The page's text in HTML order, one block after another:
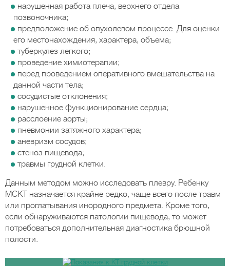
нарушенная работа плеча, верхнего отдела
позвоночника;
предположение об опухолевом процессе. Для оценки
его местонахождения, характера, объема;
туберкулез легкого;
проведение химиотерапии;
перед проведением оперативного вмешательства на
данной части тела;
сосудистые отклонения;
нарушенное функционирование сердца;
расслоение аорты;
пневмонии затяжного характера;
аневризм сосудов;
стеноз пищевода;
травмы грудной клетки.
Данным методом можно исследовать плевру. Ребенку
МСКТ назначается крайне редко, чаще всего после травм
или проглатывания инородного предмета. Кроме того,
если обнаруживаются патологии пищевода, то может
потребоваться дополнительная диагностика брюшной
полости.